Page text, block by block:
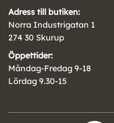
Adress till butiken:
Norra Industrigatan 1
274 30 Skurup
Öppettider:
Måndag-Fredag 9-18
Lördag 9.30-15